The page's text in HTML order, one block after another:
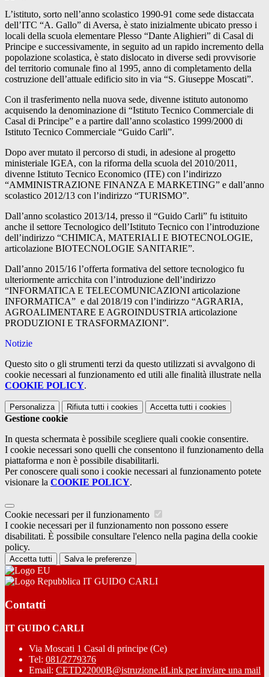
L’istituto, sorto nell’anno scolastico 1990-91 come sede distaccata
dell’ITC “A. Gallo” di Aversa, è stato inizialmente ubicato presso i
locali della scuola elementare Plesso “Dante Alighieri” di Casal di
Principe e successivamente, in seguito ad un rapido incremento della
popolazione scolastica, è stato dislocato in diverse sedi provvisorie
del territorio comunale fino al 1995, anno di completamento della
costruzione dell’attuale edificio sito in via “S. Giuseppe Moscati”.
Con il trasferimento nella nuova sede, divenne istituto autonomo
acquisendo la denominazione di “Istituto Tecnico Commerciale di
Casal di Principe” e a partire dall’anno scolastico 1999/2000 di
Istituto Tecnico Commerciale “Guido Carli”.
Dopo aver mutato il percorso di studi, in adesione al progetto
ministeriale IGEA, con la riforma della scuola del 2010/2011,
divenne Istituto Tecnico Economico (ITE) con l’indirizzo
“AMMINISTRAZIONE FINANZA E MARKETING” e dall’anno
scolastico 2012/13 con l’indirizzo “TURISMO”.
Dall’anno scolastico 2013/14, presso il “Guido Carli” fu istituito
anche il settore Tecnologico dell’Istituto Tecnico con l’introduzione
dell’indirizzo “CHIMICA, MATERIALI E BIOTECNOLOGIE,
articolazione BIOTECNOLOGIE SANITARIE”.
Dall’anno 2015/16 l’offerta formativa del settore tecnologico fu
ulteriormente arricchita con l’introduzione dell’indirizzo
“INFORMATICA E TELECOMUNICAZIONI articolazione
INFORMATICA” e dal 2018/19 con l’indirizzo “AGRARIA,
AGROALIMENTARE E AGROINDUSTRIA articolazione
PRODUZIONI E TRASFORMAZIONI”.
Notizie
Questo sito o gli strumenti terzi da questo utilizzati si avvalgono di
cookie necessari al funzionamento ed utili alle finalità illustrate nella
COOKIE POLICY.
Personalizza Rifiuta tutti i cookies Accetta tutti i cookies
Gestione cookie
In questa schermata è possibile scegliere quali cookie consentire.
I cookie necessari sono quelli che consentono il funzionamento della
piattaforma e non è possibile disabilitarli.
Per conoscere quali sono i cookie necessari al funzionamento potete
visionare la COOKIE POLICY.
Cookie necessari per il funzionamento
I cookie necessari per il funzionamento non possono essere
disabilitati. È possibile consultare l'elenco nella pagina della cookie
policy.
Accetta tutti Salva le preferenze
IT GUIDO CARLI
Contatti
IT GUIDO CARLI
Via Moscati 1 Casal di principe (Ce)
Tel: 081/2779376
Email: CETD22000B@istruzione.itLink per inviare una mail